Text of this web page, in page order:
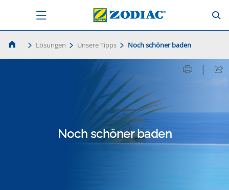
Lösungen Unsere Tipps Noch schöner baden
Noch schöner baden
|